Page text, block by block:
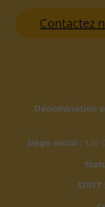
Contactez
Dénomination
Siège social : 136
SIRET :